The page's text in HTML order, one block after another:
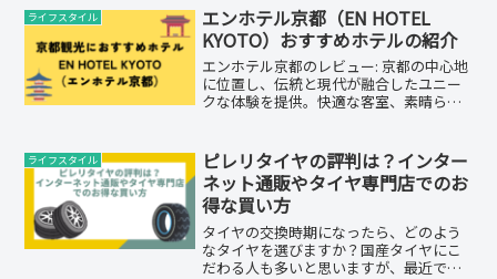
はないでしょうか。そこで今回は、全労
済の自動車保険の評判につい...
ライフスタイル
エンホテル京都（EN HOTEL
KYOTO）おすすめホテルの紹介
エンホテル京都のレビュー: 京都の中心地
に位置し、伝統と現代が融合したユニー
クな体験を提供。快適な客室、素晴らし
をご覧ください。
ライフスタイル
ピレリタイヤの評判は？インター
ネット通販やタイヤ専門店でのお
得な買い方
タイヤの交換時期になったら、どのよう
なタイヤを選びますか？国産タイヤにこ
だわる人も多いと思いますが、最近では